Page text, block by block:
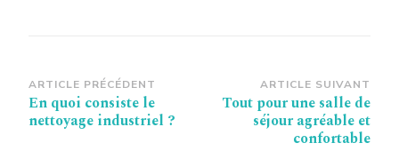
Navigation
d’article
ARTICLE PRÉCÉDENT
En quoi consiste le
nettoyage industriel ?
ARTICLE SUIVANT
Tout pour une salle de
séjour agréable et
confortable